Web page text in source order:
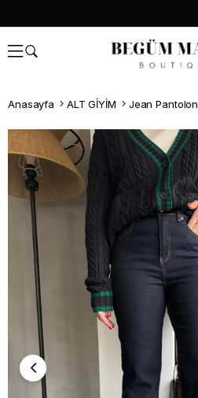
Anasayfa ALT GİYİM Jean Pantolon
Whatsapp İle Sipariş ver